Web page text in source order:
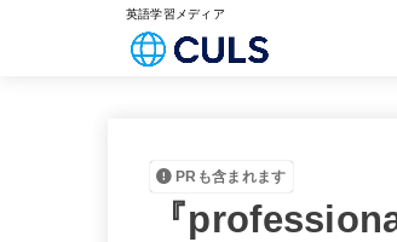
英語学習メディア
PRも含まれます
『